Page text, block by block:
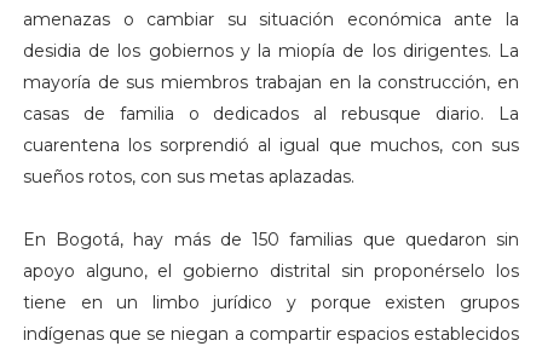
amenazas o cambiar su situación económica ante la
desidia de los gobiernos y la miopía de los dirigentes. La
mayoría de sus miembros trabajan en la construcción, en
casas de familia o dedicados al rebusque diario. La
cuarentena los sorprendió al igual que muchos, con sus
sueños rotos, con sus metas aplazadas.
En Bogotá, hay más de 150 familias que quedaron sin
apoyo alguno, el gobierno distrital sin proponérselo los
tiene en un limbo jurídico y porque existen grupos
indígenas que se niegan a compartir espacios establecidos